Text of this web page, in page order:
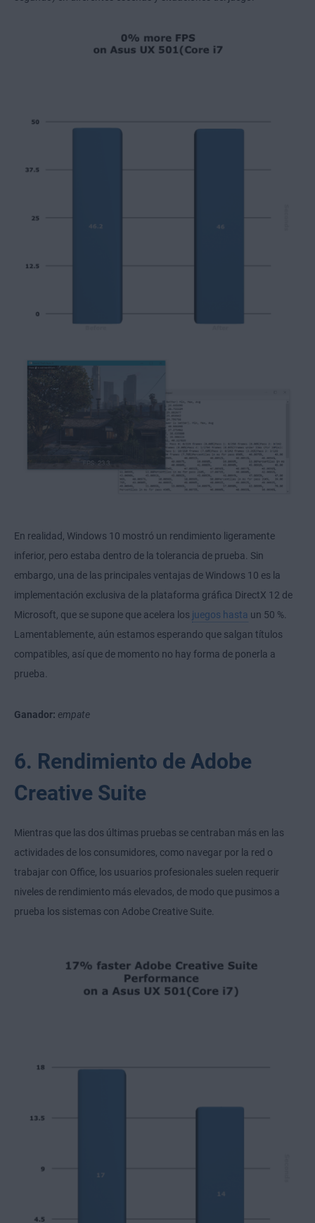
En realidad, Windows 10 mostró un rendimiento ligeramente
inferior, pero estaba dentro de la tolerancia de prueba. Sin
embargo, una de las principales ventajas de Windows 10 es la
implementación exclusiva de la plataforma gráfica DirectX 12 de
Microsoft, que se supone que acelera los juegos hasta un 50 %.
Lamentablemente, aún estamos esperando que salgan títulos
compatibles, así que de momento no hay forma de ponerla a
prueba.
Ganador: empate
6. Rendimiento de Adobe
Creative Suite
Mientras que las dos últimas pruebas se centraban más en las
actividades de los consumidores, como navegar por la red o
trabajar con Office, los usuarios profesionales suelen requerir
niveles de rendimiento más elevados, de modo que pusimos a
prueba los sistemas con Adobe Creative Suite.